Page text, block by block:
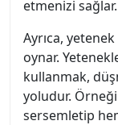
etmenizi sağlar.
Ayrıca,
oynar.
kullanmak,
yoludur.
sersemletip